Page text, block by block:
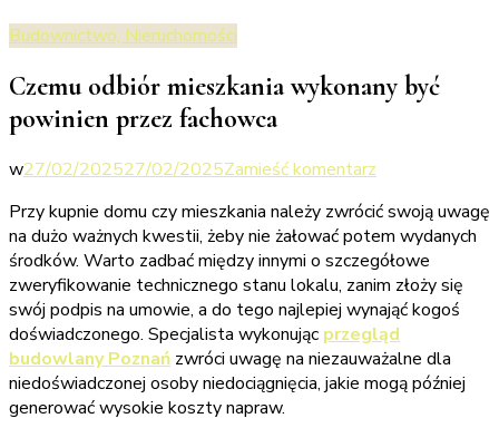
Budownictwo, Nieruchomości
Czemu odbiór mieszkania wykonany być
powinien przez fachowca
w27/02/202527/02/2025Zamieść komentarz
Czemu
odbiór
mieszkania
wykonany
być
powinien
przez
fachowca
Przy kupnie domu czy mieszkania należy zwrócić swoją uwagę
na dużo ważnych kwestii, żeby nie żałować potem wydanych
środków. Warto zadbać między innymi o szczegółowe
zweryfikowanie technicznego stanu lokalu, zanim złoży się
swój podpis na umowie, a do tego najlepiej wynająć kogoś
doświadczonego. Specjalista wykonując przegląd
budowlany Poznań zwróci uwagę na niezauważalne dla
niedoświadczonej osoby niedociągnięcia, jakie mogą później
generować wysokie koszty napraw.